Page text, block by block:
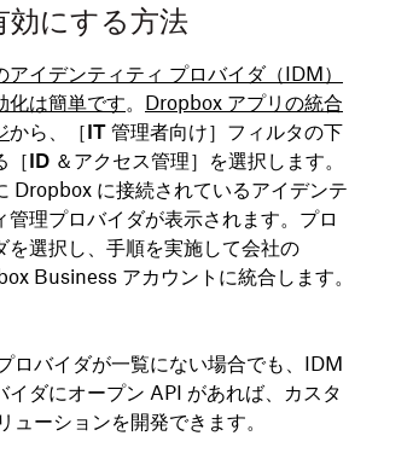
効にする方法
アイデンティティ プロバイダ（IDM）
化は簡単です。 Dropbox アプリの統合
から、［IT 管理者向け］フィルタの下
［ID ＆アクセス管理］を選択します。
Dropbox に接続されているアイデンテ
管理プロバイダが表示されます。プロ
を選択し、手順を実施して会社の
Business アカウントに統合します。
ロバイダが一覧にない場合でも、IDM
イダにオープン API があれば、カスタ
ューションを開発できます。